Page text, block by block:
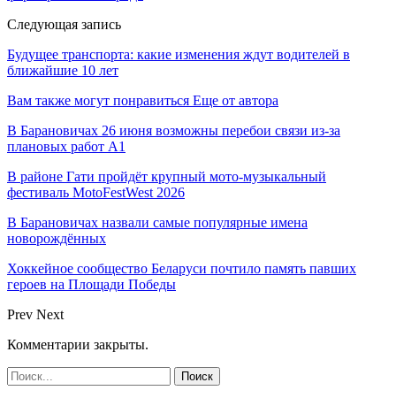
Следующая запись
Будущее транспорта: какие изменения ждут водителей в
ближайшие 10 лет
Вам также могут понравиться Еще от автора
В Барановичах 26 июня возможны перебои связи из-за
плановых работ A1
В районе Гати пройдёт крупный мото-музыкальный
фестиваль MotoFestWest 2026
В Барановичах назвали самые популярные имена
новорождённых
Хоккейное сообщество Беларуси почтило память павших
героев на Площади Победы
Prev Next
Комментарии закрыты.